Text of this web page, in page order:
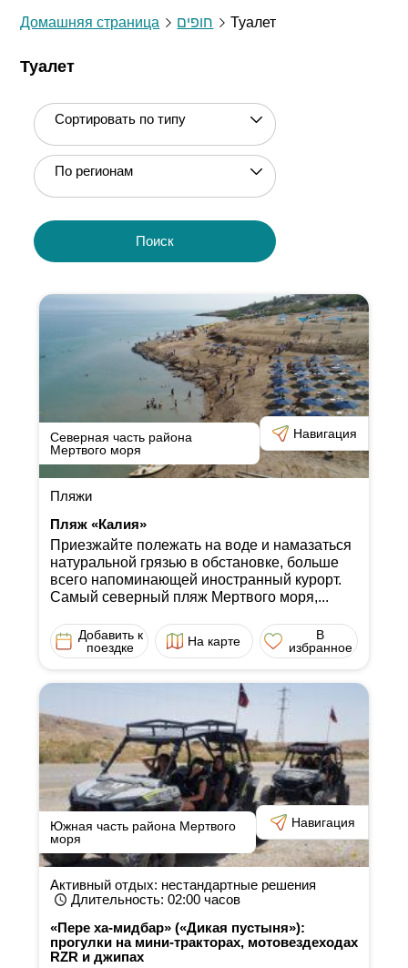
Домашняя страница חופים Туалет
Туалет
Сортировать по типу
По регионам
Поиск
Северная часть района
Мертвого моря
Навигация
Пляжи
Пляж «Калия»
Приезжайте полежать на воде и намазаться
натуральной грязью в обстановке, больше
всего напоминающей иностранный курорт.
Самый северный пляж Мертвого моря,...
Добавить к
поездке
На карте
В
избранное
Южная часть района Мертвого
моря
Навигация
Активный отдых: нестандартные решения
Длительность: 02:00часов
«Пере ха-мидбар» («Дикая пустыня»):
прогулки на мини-тракторах, мотовездеходах
RZR и джипах